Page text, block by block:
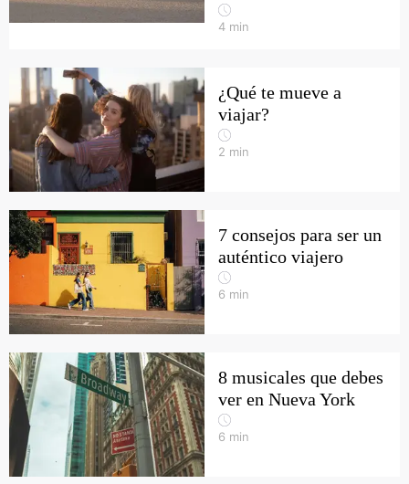
4 min
¿Qué te mueve a
viajar?
2 min
7 consejos para ser un
auténtico viajero
6 min
8 musicales que debes
ver en Nueva York
6 min